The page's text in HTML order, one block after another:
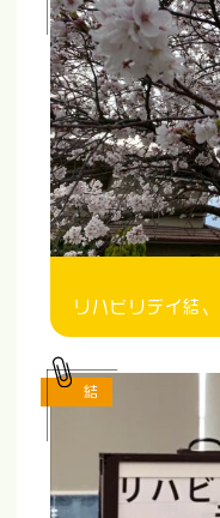
リハビリデイ結
結